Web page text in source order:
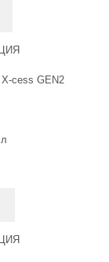
X-cess GEN2